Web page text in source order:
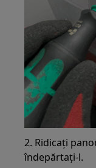
2. Ridicați
îndepărtați-l.